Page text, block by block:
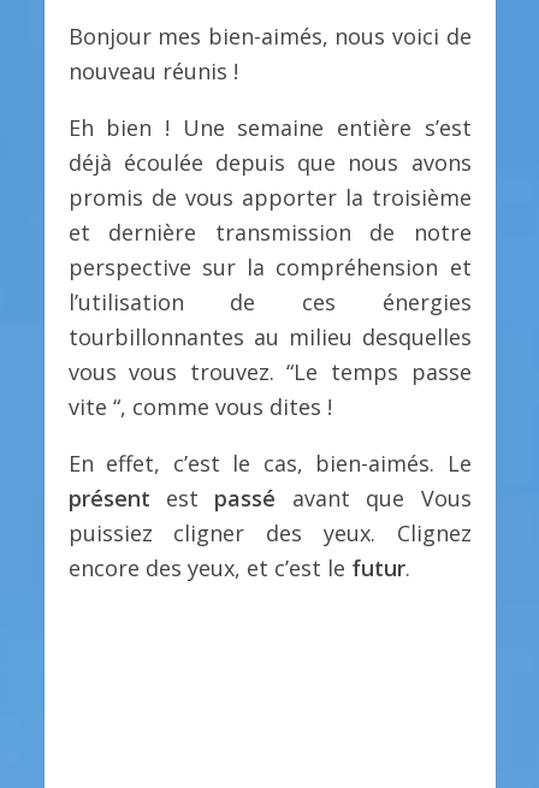
Bonjour mes bien-aimés, nous voici de
nouveau réunis !
Eh bien ! Une semaine entière s’est
déjà écoulée depuis que nous avons
promis de vous apporter la troisième
et dernière transmission de notre
perspective sur la compréhension et
l’utilisation de ces énergies
tourbillonnantes au milieu desquelles
vous vous trouvez. “Le temps passe
vite “, comme vous dites !
En effet, c’est le cas, bien-aimés. Le
présent est passé avant que Vous
puissiez cligner des yeux. Clignez
encore des yeux, et c’est le futur.